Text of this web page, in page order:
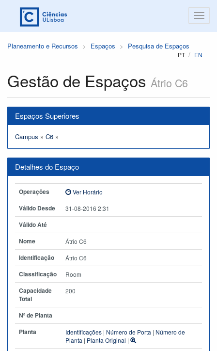
Planeamento e Recursos Espaços Pesquisa de Espaços
PT EN
Gestão de Espaços Átrio C6
Espaços Superiores
Campus » C6 »
Detalhes do Espaço
Operações Ver Horário
Válido Desde 31-08-2016 2:31
Válido Até
Nome
Átrio C6
Identificação Átrio C6
Classificação Room
Capacidade
Total
200
Nº de Planta
Planta
Identificações | Número de Porta | Número de
Planta | Planta Original |